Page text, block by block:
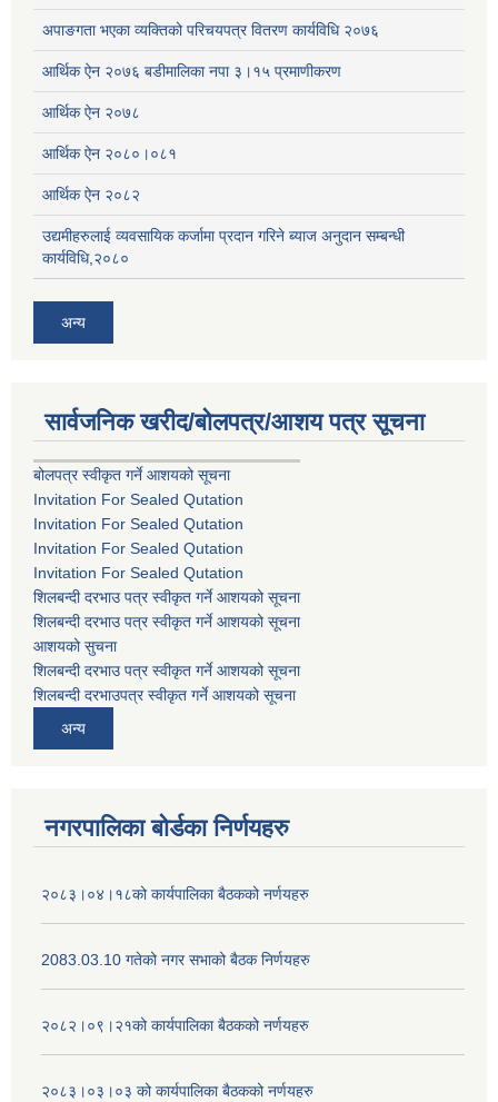
अपाङगता भएका व्यक्तिको परिचयपत्र वितरण कार्यविधि २०७६
आर्थिक ऐन २०७६ बडीमालिका नपा ३।१५ प्रमाणीकरण
आर्थिक ऐन २०७८
आर्थिक ऐन २०८०।०८१
आर्थिक ऐन २०८२
उद्यमीहरुलाई व्यवसायिक कर्जामा प्रदान गरिने ब्याज अनुदान सम्बन्धी
कार्यविधि,२०८०
अन्य
सार्वजनिक खरीद/बोलपत्र/आशय पत्र सूचना
बोलपत्र स्वीकृत गर्ने आशयको सूचना
Invitation For Sealed Qutation
Invitation For Sealed Qutation
Invitation For Sealed Qutation
Invitation For Sealed Qutation
शिलबन्दी दरभाउ पत्र स्वीकृत गर्ने आशयको सूचना
शिलबन्दी दरभाउ पत्र स्वीकृत गर्ने आशयको सूचना
आशयको सुचना
शिलबन्दी दरभाउ पत्र स्वीकृत गर्ने आशयको सूचना
शिलबन्दी दरभाउपत्र स्वीकृत गर्ने आशयको सूचना
अन्य
नगरपालिका बोर्डका निर्णयहरु
२०८३।०४।१८को कार्यपालिका बैठकको नर्णयहरु
2083.03.10 गतेको नगर सभाको बैठक निर्णयहरु
२०८२।०९।२१को कार्यपालिका बैठकको नर्णयहरु
२०८३।०३।०३ को कार्यपालिका बैठकको नर्णयहरु